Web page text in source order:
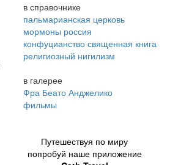
в справочнике
пальмарианская церковь
мормоны россия
конфуцианство священная книга
религиозный нигилизм
в галерее
Фра Беато Анджелико
фильмы
Путешествуя по миру
попробуй наше приложение